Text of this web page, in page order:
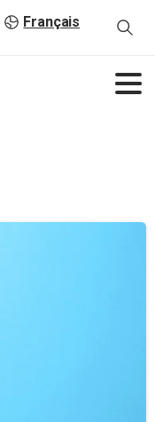
Français